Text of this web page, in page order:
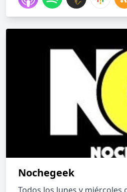
Nochegeek